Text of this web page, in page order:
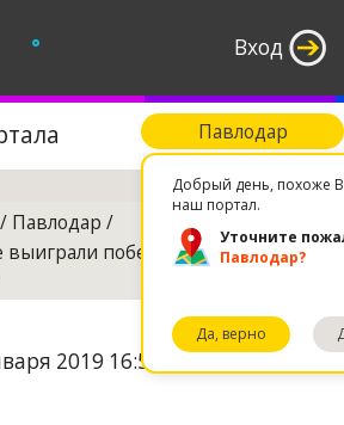
Вход
°
Павлодар
Добрый день, похоже
наш портал.
Уточните
Павлодар?
Да, верно
Поиск
/ Павлодар /
выиграли победители «InSpace-
2019 16:52